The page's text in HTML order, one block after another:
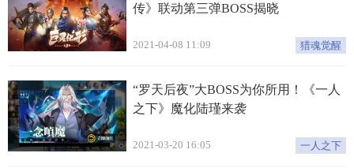
传》联动第三弹BOSS揭晓
2021-04-08 11:09 猎魂觉醒
“罗天后夜”大BOSS为你所用！《一人
之下》魔化陆瑾来袭
2021-03-20 16:05 一人之下